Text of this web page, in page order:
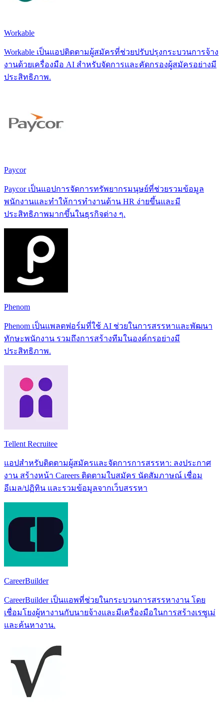
Workable
Workable เป็นแอปติดตามผู้สมัครที่ช่วยปรับปรุงกระบวนการจ้าง
งานด้วยเครื่องมือ AI สำหรับจัดการและคัดกรองผู้สมัครอย่างมี
ประสิทธิภาพ.
Paycor
Paycor เป็นแอปการจัดการทรัพยากรมนุษย์ที่ช่วยรวมข้อมูล
พนักงานและทำให้การทำงานด้าน HR ง่ายขึ้นและมี
ประสิทธิภาพมากขึ้นในธุรกิจต่าง ๆ.
Phenom
Phenom เป็นแพลตฟอร์มที่ใช้ AI ช่วยในการสรรหาและพัฒนา
ทักษะพนักงาน รวมถึงการสร้างทีมในองค์กรอย่างมี
ประสิทธิภาพ.
Tellent Recruitee
แอปสำหรับติดตามผู้สมัครและจัดการการสรรหา: ลงประกาศ
งาน สร้างหน้า Careers ติดตามใบสมัคร นัดสัมภาษณ์ เชื่อม
อีเมล/ปฏิทิน และรวมข้อมูลจากเว็บสรรหา
CareerBuilder
CareerBuilder เป็นแอพที่ช่วยในกระบวนการสรรหางาน โดย
เชื่อมโยงผู้หางานกับนายจ้างและมีเครื่องมือในการสร้างเรซูเม่
และค้นหางาน.